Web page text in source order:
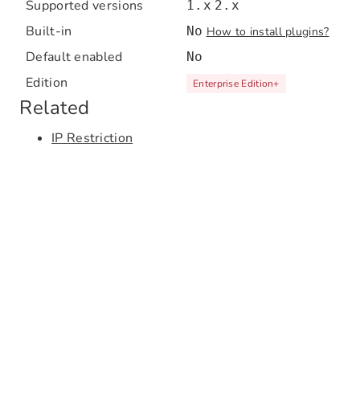
Supported versions 1.x 2.x
Built-in No How to install plugins?
Default enabled No
Edition Enterprise Edition+
Related
IP Restriction